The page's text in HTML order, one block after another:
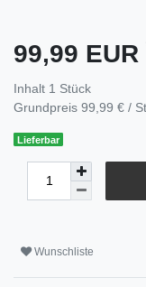
99,99 EUR
Inhalt 1 Stück
Grundpreis 99,99 € /
Lieferbar
Wunschliste